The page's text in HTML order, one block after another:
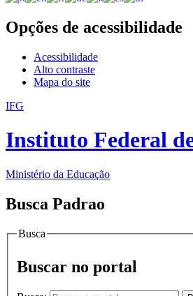
Opções de acessibilidade
Acessibilidade
Alto contraste
Mapa do site
IFG
Instituto Federal
Ministério da Educação
Busca Padrao
Busca
Buscar no portal